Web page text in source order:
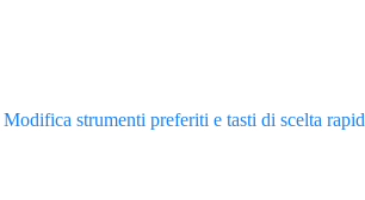
Modifica strumenti preferiti e tasti di scelta